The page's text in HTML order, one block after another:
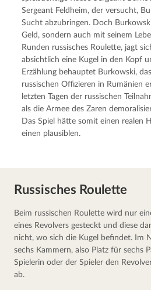
Sergeant Feldheim, der versucht,
Sucht abzubringen. Doch
Geld, sondern auch mit seinem
Runden russisches Roulette, jagt
absichtlich eine Kugel in den Kopf
Erzählung behauptet Burkowski,
russischen Offizieren in Rumänien
letzten Tagen der russischen
als die Armee des Zaren
Das Spiel hätte somit einen realen
einen plausiblen.
Russisches Roulette
Beim russischen Roulette wird nur
eines Revolvers gesteckt und diese
nicht, wo sich die Kugel befindet. Im
sechs Kammern, also Platz für sechs
Spielerin oder der Spieler den
ab.